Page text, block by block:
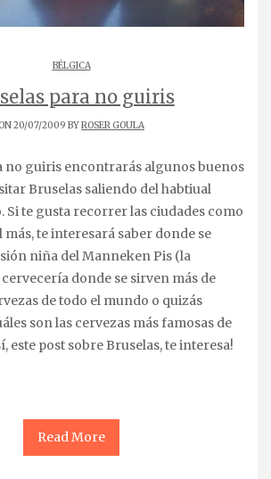
BÉLGICA
para no guiris
ON 20/07/2009 BYROSER GOULA
Bruselas saliendo del habtiual
te gusta recorrer las ciudades como
más, te interesará saber donde se
niña del Manneken Pis (la
cervecería donde se sirven más de
de todo el mundo o quizás
son las cervezas más famosas de
este post sobre Bruselas, te interesa!
Read More